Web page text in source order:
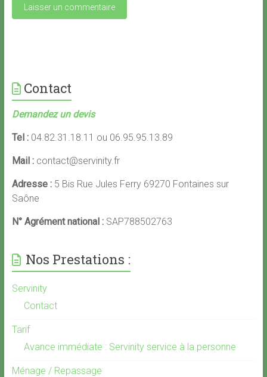
Contact
Demandez un devis
Tel :04.82.31.18.11 ou 06.95.95.13.89
Mail :contact@servinity.fr
Adresse :5 Bis Rue Jules Ferry 69270 Fontaines sur
Saône
N° Agrément national :SAP788502763
Nos Prestations :
Servinity
Contact
Tarif
Avance immédiate : Servinity service à la personne
Ménage / Repassage